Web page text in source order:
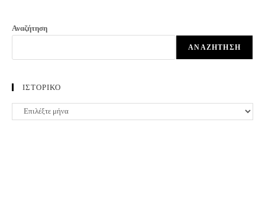
Αναζήτηση
ΑΝΑΖΉΤΗΣΗ
ΙΣΤΟΡΙΚΟ
ΙΣΤΟΡΙΚΟ